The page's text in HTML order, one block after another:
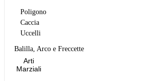
Poligono
Caccia
Uccelli
Balilla, Arco e Freccette
Arti
Marziali